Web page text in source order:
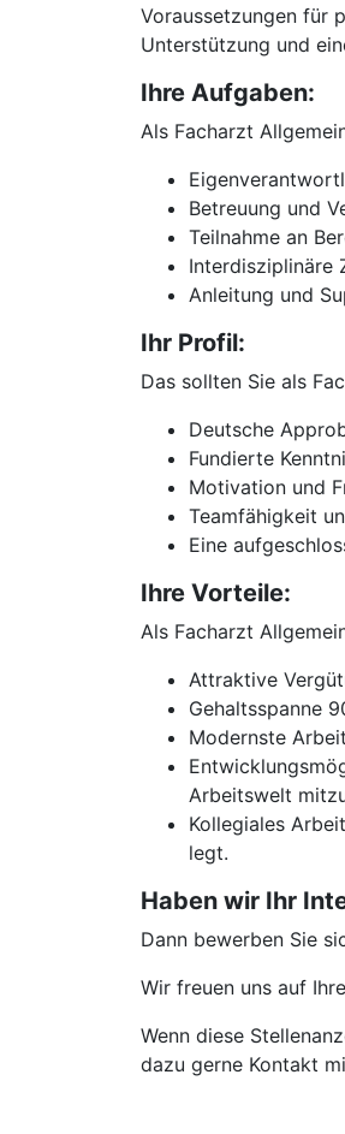
Voraussetzungen für
Unterstützung und
Ihre Aufgaben:
Als Facharzt
Betreuung und
Teilnahme an
Interdisziplinäre
Anleitung und
Ihr Profil:
Das sollten Sie als
Deutsche
Fundierte
Motivation und
Teamfähigkeit
Eine
Ihre Vorteile:
Als Facharzt
Attraktive
Gehaltsspanne
Modernste
Arbeitswelt
Kollegiales
legt.
Haben wir Ihr
Dann bewerben Sie
Wir freuen uns auf
Wenn diese
dazu gerne Kontakt